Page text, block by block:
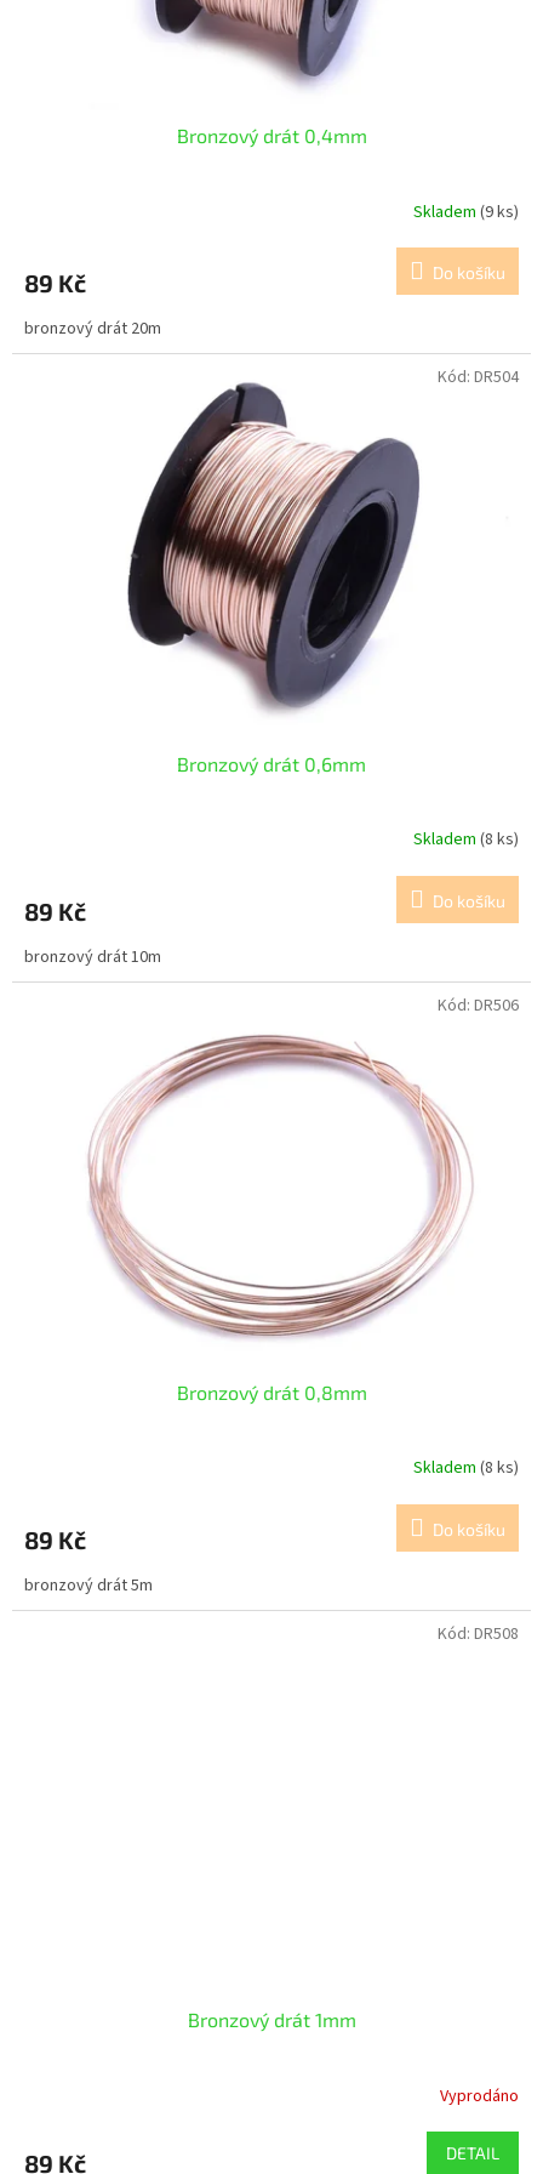
Bronzový drát 0,4mm
Skladem (9 ks)
89 Kč Do košíku
bronzový drát 20m
Bronzový drát 0,6mm
Skladem (8 ks)
89 Kč Do košíku
bronzový drát 10m
Kód: DR504
Bronzový drát 0,8mm
Skladem (8 ks)
89 Kč Do košíku
bronzový drát 5m
Kód: DR506
Bronzový drát 1mm
Vyprodáno
89 Kč DETAIL
Kód: DR508